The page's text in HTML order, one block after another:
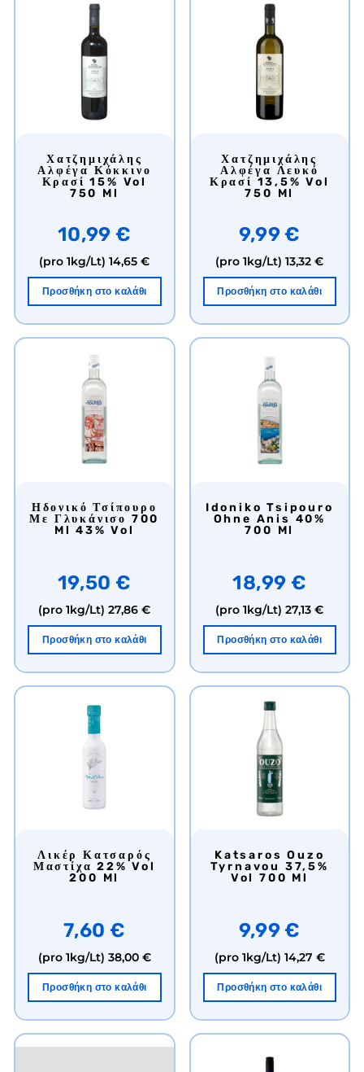
Χατζημιχάλης
Αλφέγα Κόκκινο
Κρασί 15% Vol
750 Ml
10,99 €
(pro 1kg/Lt) 14,65 €
Προσθήκη στο καλάθι
Χατζημιχάλης
Αλφέγα Λευκό
Κρασί 13,5% Vol
750 Ml
9,99 €
(pro 1kg/Lt) 13,32 €
Προσθήκη στο καλάθι
Ηδονικό Τσίπουρο
Με Γλυκάνισο 700
Ml 43% Vol
19,50 €
(pro 1kg/Lt) 27,86 €
Προσθήκη στο καλάθι
Idoniko Tsipouro
Ohne Anis 40%
700 Ml
18,99 €
(pro 1kg/Lt) 27,13 €
Προσθήκη στο καλάθι
Λικέρ Κατσαρός
Μαστίχα 22% Vol
200 Ml
7,60 €
(pro 1kg/Lt) 38,00 €
Προσθήκη στο καλάθι
Katsaros Ouzo
Tyrnavou 37,5%
Vol 700 Ml
9,99 €
(pro 1kg/Lt) 14,27 €
Προσθήκη στο καλάθι